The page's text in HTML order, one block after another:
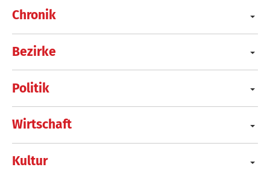
Chronik
Bezirke
Politik
Wirtschaft
Kultur